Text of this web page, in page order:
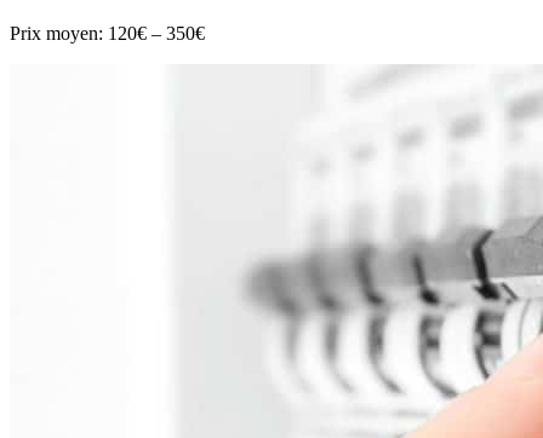
Prix moyen: 120€ – 350€